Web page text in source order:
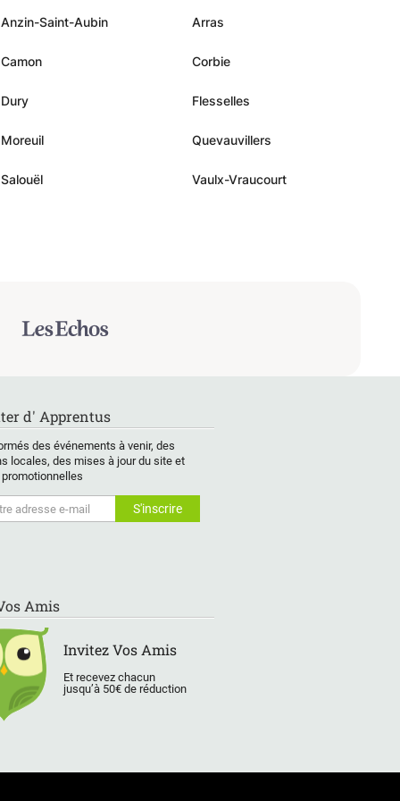
Anzin-Saint-Aubin Arras
Camon Corbie
Dury Flesselles
Moreuil Quevauvillers
Salouël Vaulx-Vraucourt
d' Apprentus
des événements à venir, des
locales, des mises à jour du site et
Amis
Invitez Vos Amis
Et recevez chacun
jusqu’à 50€ de réduction